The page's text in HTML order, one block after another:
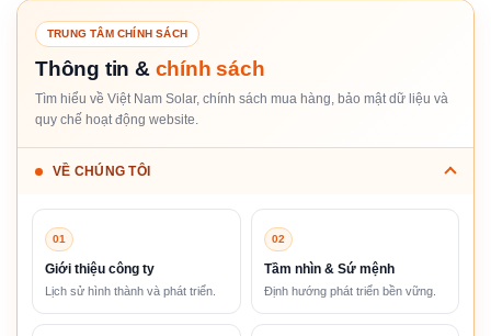
TRUNG TÂM CHÍNH SÁCH
Thông tin & chính sách
Tìm hiểu về Việt Nam Solar, chính sách mua hàng, bảo mật dữ liệu và
quy chế hoạt động website.
VỀ CHÚNG TÔI
01
Giới thiệu công ty
Lịch sử hình thành và phát triển.
02
Tầm nhìn & Sứ mệnh
Định hướng phát triển bền vững.